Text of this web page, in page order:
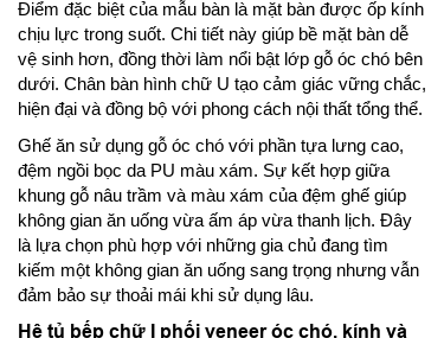
Điểm đặc biệt của mẫu bàn là mặt bàn được ốp kính
chịu lực trong suốt. Chi tiết này giúp bề mặt bàn dễ
vệ sinh hơn, đồng thời làm nổi bật lớp gỗ óc chó bên
dưới. Chân bàn hình chữ U tạo cảm giác vững chắc,
hiện đại và đồng bộ với phong cách nội thất tổng thể.
Ghế ăn sử dụng gỗ óc chó với phần tựa lưng cao,
đệm ngồi bọc da PU màu xám. Sự kết hợp giữa
khung gỗ nâu trầm và màu xám của đệm ghế giúp
không gian ăn uống vừa ấm áp vừa thanh lịch. Đây
là lựa chọn phù hợp với những gia chủ đang tìm
kiếm một không gian ăn uống sang trọng nhưng vẫn
đảm bảo sự thoải mái khi sử dụng lâu.
Hệ tủ bếp chữ I phối veneer óc chó, kính và